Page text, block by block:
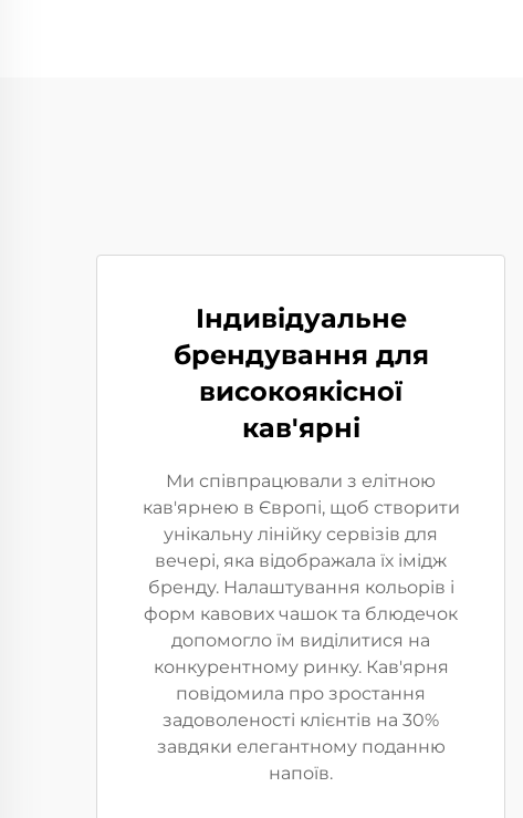
Індивідуальне
брендування для
високоякісної
кав'ярні
Ми співпрацювали з елітною
кав'ярнею в Європі, щоб створити
унікальну лінійку сервізів для
вечері, яка відображала їх імідж
бренду. Налаштування кольорів і
форм кавових чашок та блюдечок
допомогло їм виділитися на
конкурентному ринку. Кав'ярня
повідомила про зростання
задоволеності клієнтів на 30%
завдяки елегантному поданню
напоїв.